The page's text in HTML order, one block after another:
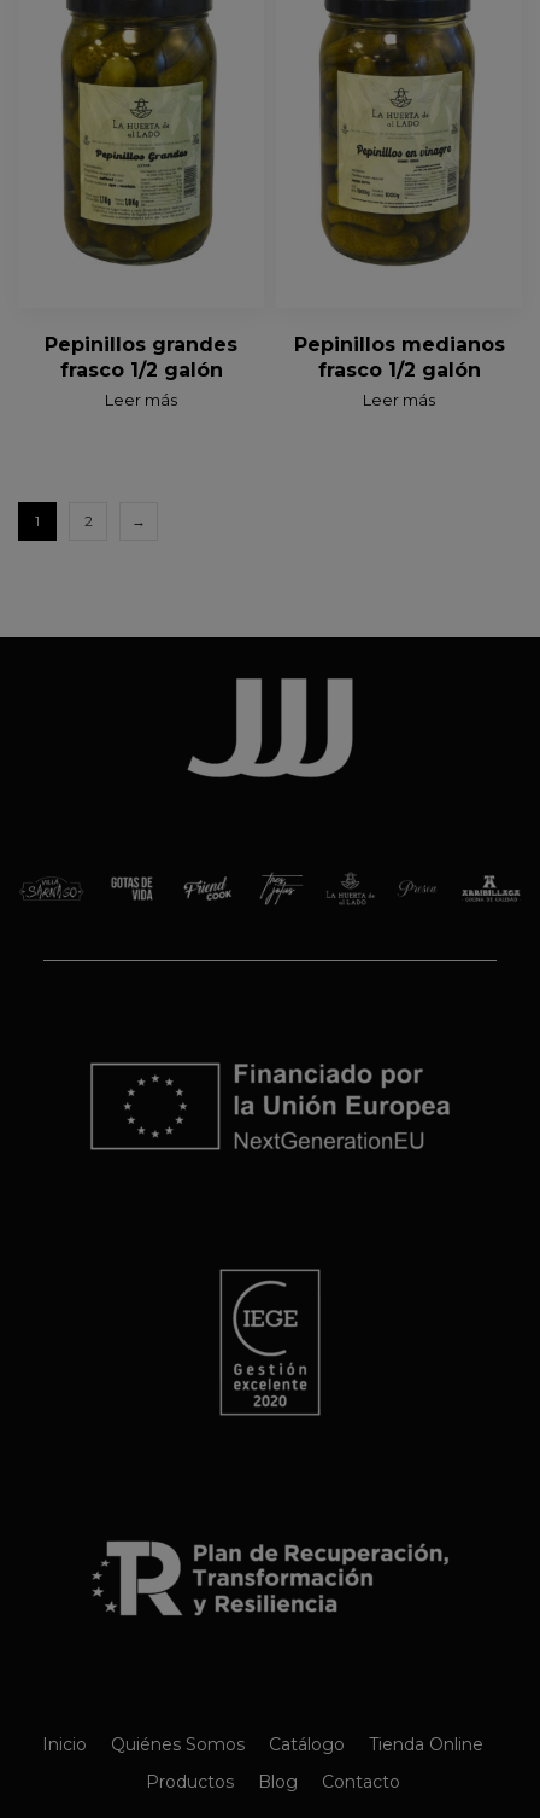
Pepinillos grandes
frasco 1/2 galón
Leer más
Pepinillos medianos
frasco 1/2 galón
Leer más
1 2 →
Inicio Quiénes Somos Catálogo
Tienda Online
Productos
Blog Contacto